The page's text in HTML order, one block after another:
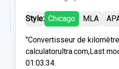
Style: Chicago MLA
"Convertisseur de
calculatorultra.com,Last
01:03:34.